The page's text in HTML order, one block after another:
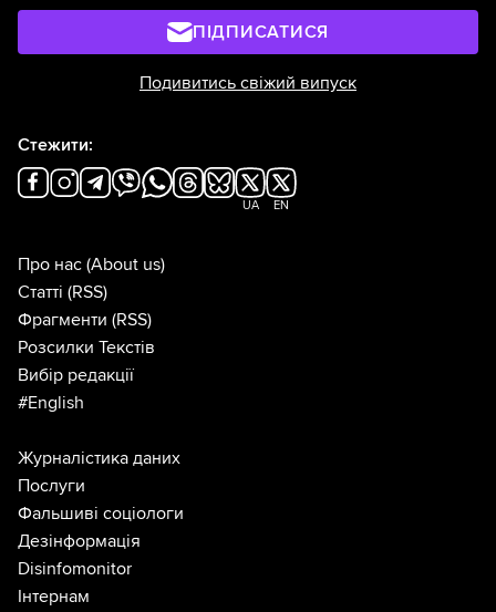
ПІДПИСАТИСЯ
Подивитись свіжий випуск
Стежити:
UA EN
Про нас (About us)
Статті (RSS)
Фрагменти (RSS)
Розсилки Текстів
Вибір редакції
#English
Журналістика даних
Послуги
Фальшиві соціологи
Дезінформація
Disinfomonitor
Інтернам